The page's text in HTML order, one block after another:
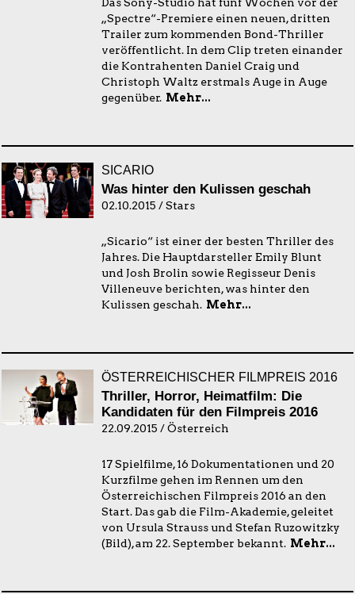
„Spectre“-Premiere einen neuen, dritten
Trailer zum kommenden Bond-Thriller
veröffentlicht. In dem Clip treten einander
die Kontrahenten Daniel Craig und
Christoph Waltz erstmals Auge in Auge
gegenüber. Mehr...
SICARIO
Was hinter den Kulissen geschah
02.10.2015 / Stars
„Sicario“ ist einer der besten Thriller des
Jahres. Die Hauptdarsteller Emily Blunt
und Josh Brolin sowie Regisseur Denis
Villeneuve berichten, was hinter den
Kulissen geschah. Mehr...
ÖSTERREICHISCHER FILMPREIS 2016
Thriller, Horror, Heimatfilm: Die
Kandidaten für den Filmpreis 2016
22.09.2015 / Österreich
17 Spielfilme, 16 Dokumentationen und 20
Kurzfilme gehen im Rennen um den
Österreichischen Filmpreis 2016 an den
Start. Das gab die Film-Akademie, geleitet
von Ursula Strauss und Stefan Ruzowitzky
(Bild), am 22. September bekannt. Mehr...